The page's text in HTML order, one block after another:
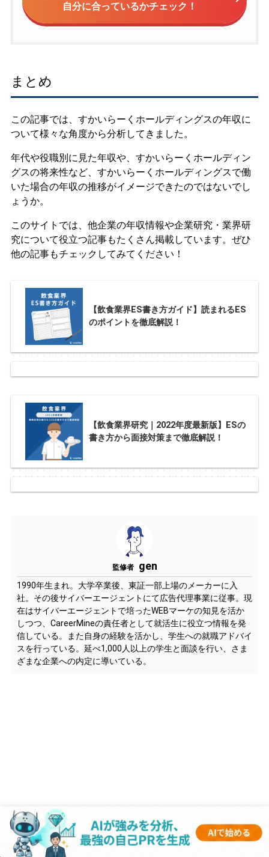
自分に合っているかチェック！
まとめ
この記事では、すかいらーくホールディングスの年収に
ついて様々な角度から分析してきました。
年代や役職別に見た年収や、すかいらーくホールディン
グスの将来性など、すかいらーくホールディングスで働
いた場合の年収の推移がイメージできたのではないでし
ょうか。
このサイトでは、他企業の年収情報や企業研究・業界研
究について役立つ記事もたくさん掲載しています。ぜひ
他の記事もチェックしてみてください！
【飲食業界ES書き方ガイド】読まれるES
のポイントを徹底解説！
【飲食業界研究｜2022年度最新版】ESの
書き方から面接対策まで徹底解説！
監修者 gen
1990年生まれ。大学卒業後、東証一部上場のメーカーに入
社。その後サイバーエージェントにて広告代理事業に従事。現
在はサイバーエージェントで培ったWEBマーケの知見を活か
しつつ、CareerMineの責任者として就活生に役立つ情報を発
信している。また自身の経験を活かし、学生への就職アドバイ
スを行っている。延べ1,000人以上の学生と面談を行い、さま
ざまな企業への内定に導いている。